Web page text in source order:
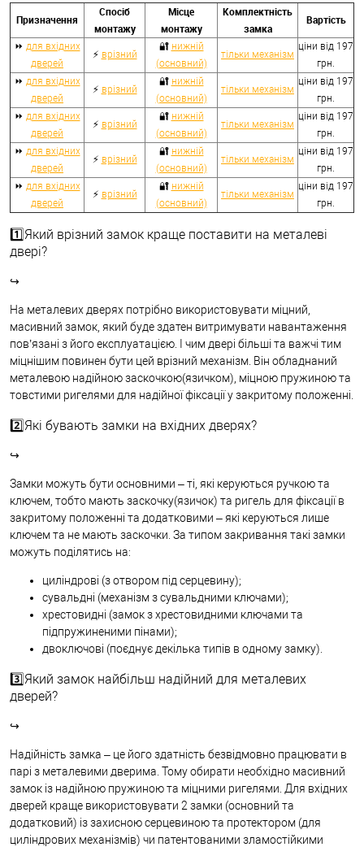
Призначення
Спосіб
монтажу
Місце
монтажу
Комплектність
замка
Вартість
⏩ для вхідних
дверей
⚡ врізний
🔐 нижній
(основний)
тільки механізм
ціни від 197
грн.
⏩ для вхідних
дверей
⚡ врізний
🔐 нижній
(основний)
тільки механізм
ціни від 197
грн.
⏩ для вхідних
дверей
⚡ врізний
🔐 нижній
(основний)
тільки механізм
ціни від 197
грн.
⏩ для вхідних
дверей
⚡ врізний
🔐 нижній
(основний)
тільки механізм
ціни від 197
грн.
⏩ для вхідних
дверей
⚡ врізний
🔐 нижній
(основний)
тільки механізм
ціни від 197
грн.
1️⃣Який врізний замок краще поставити на металеві
двері?
↪
На металевих дверях потрібно використовувати міцний,
масивний замок, який буде здатен витримувати навантаження
пов’язані з його експлуатацією. І чим двері більші та важчі тим
міцнішим повинен бути цей врізний механізм. Він обладнаний
металевою надійною заскочкою(язичком), міцною пружиною та
товстими ригелями для надійної фіксації у закритому положенні.
2️⃣Які бувають замки на вхідних дверях?
↪
Замки можуть бути основними – ті, які керуються ручкою та
ключем, тобто мають заскочку(язичок) та ригель для фіксації в
закритому положенні та додатковими – які керуються лише
ключем та не мають заскочки. За типом закривання такі замки
можуть поділятись на:
циліндрові (з отвором під серцевину);
сувальдні (механізм з сувальдними ключами);
хрестовидні (замок з хрестовидними ключами та
підпружиненими пінами);
двоключові (поєднує декілька типів в одному замку).
3️⃣Який замок найбільш надійний для металевих
дверей?
↪
Надійність замка – це його здатність безвідмовно працювати в
парі з металевими дверима. Тому обирати необхідно масивний
замок із надійною пружиною та міцними ригелями. Для вхідних
дверей краще використовувати 2 замки (основний та
додатковий) із захисною серцевиною та протектором (для
циліндрових механізмів) чи патентованими зламостійкими